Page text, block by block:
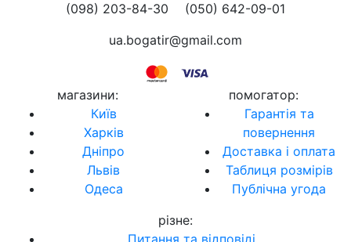
(098) 203-84-30
(050) 642-09-01
ua.bogatir@gmail.com
магазини:
Київ
Харків
Дніпро
Львів
Одеса
помогатор:
Гарантія та
повернення
Доставка і оплата
Таблиця розмірів
Публічна угода
різне:
Питання та відповіді